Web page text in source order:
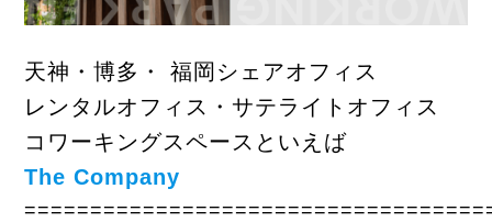
天神・博多・ 福岡シェアオフィス
レンタルオフィス・サテライトオフィス
コワーキングスペースといえば
The Company